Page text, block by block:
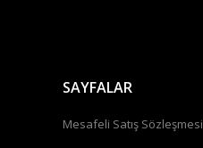
SAYFALAR
Mesafeli Satış Sözleşmesi